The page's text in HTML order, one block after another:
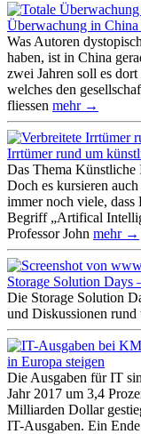
Überwachung in China
Was Autoren
haben, ist in China
zwei Jahren soll es
welches den
fliessen mehr →
Irrtümer rund um
Das Thema
Doch es kursieren
immer noch viele,
Begriff „Artifical
Professor John mehr →
Storage Solution Days
Die Storage Solution
und Diskussionen rund
in Europa steigen
Die Ausgaben für IT
Jahr 2017 um 3,4
Milliarden Dollar
IT-Ausgaben. Ein